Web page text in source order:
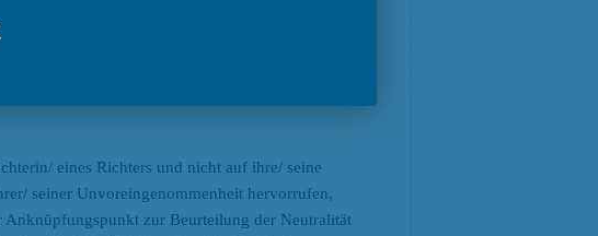
oder bei sonstigen Amtshandlungen
eines Richters und nicht auf ihre/ seine
seiner Unvoreingenommenheit hervorrufen,
Anknüpfungspunkt zur Beurteilung der Neutralität